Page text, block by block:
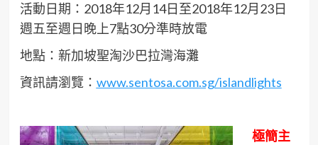
活動日期：2018年12月14日至2018年12月23日
週五至週日晚上7點30分準時放電
地點：新加坡聖淘沙巴拉灣海灘
資訊請瀏覽： www.sentosa.com.sg/islandlights
極簡主